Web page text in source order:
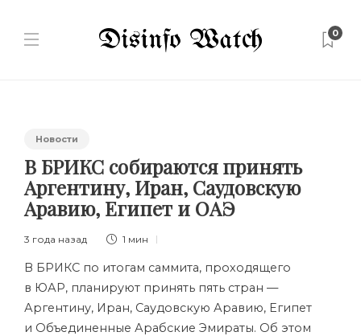
0
Новости
В БРИКС собираются принять
Аргентину, Иран, Саудовскую
Аравию, Египет и ОАЭ
3 года назад 1 мин
В БРИКС по итогам саммита, проходящего
в ЮАР, планируют принять пять стран —
Аргентину, Иран, Саудовскую Аравию, Египет
и Объединенные Арабские Эмираты. Об этом